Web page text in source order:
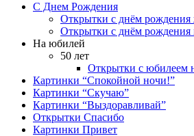
С Днем Рождения
Открытки с днём
Открытки с днём
На юбилей
50 лет
Открытки с юбилеем
Картинки “Спокойной ночи!”
Картинки “Скучаю”
Картинки “Выздоравливай”
Открытки Спасибо
Картинки Привет